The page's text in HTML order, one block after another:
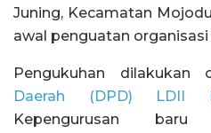
Juning, Kecamatan
awal penguatan
Pengukuhan dilakukan
Daerah (DPD) LDII
Kepengurusan